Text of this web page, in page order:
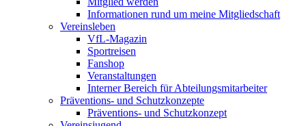
Informationen rund um meine Mitgliedschaft
Vereinsleben
VfL-Magazin
Sportreisen
Fanshop
Veranstaltungen
Interner Bereich für Abteilungsmitarbeiter
Präventions- und Schutzkonzepte
Präventions- und Schutzkonzept